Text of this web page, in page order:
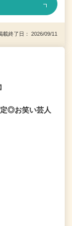
終了日： 2026/09/11
定◎お笑い芸人